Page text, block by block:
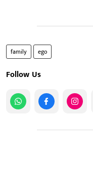
family ego
Follow Us